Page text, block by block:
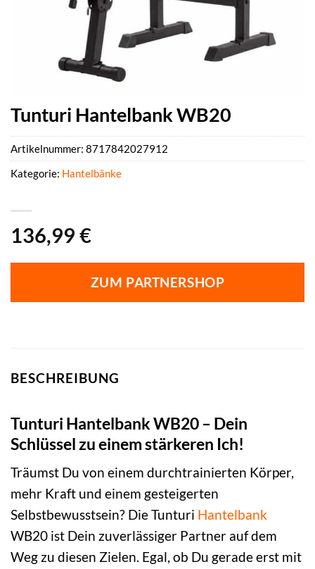
Tunturi Hantelbank WB20
136,99 €
ZUM PARTNERSHOP
Artikelnummer: 8717842027912
Kategorie: Hantelbänke
BESCHREIBUNG
Tunturi Hantelbank WB20 – Dein
Schlüssel zu einem stärkeren Ich!
Träumst Du von einem durchtrainierten Körper,
mehr Kraft und einem gesteigerten
Selbstbewusstsein? Die Tunturi Hantelbank
WB20 ist Dein zuverlässiger Partner auf dem
Weg zu diesen Zielen. Egal, ob Du gerade erst mit